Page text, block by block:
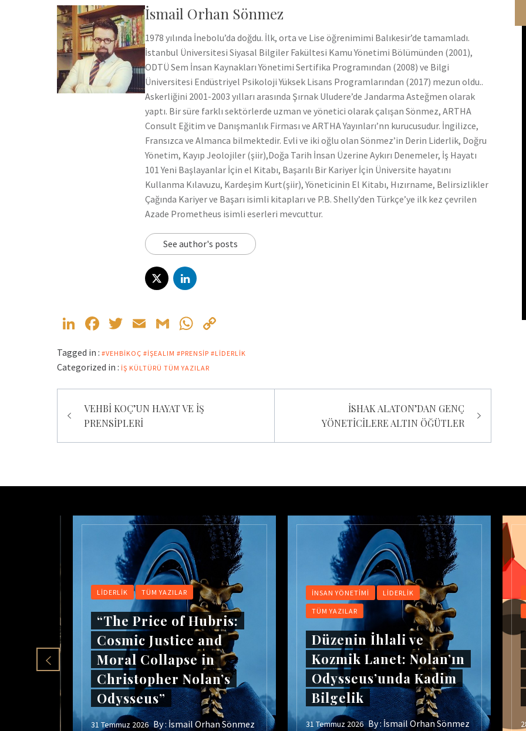
İsmail Orhan Sönmez
1978 yılında İnebolu’da doğdu. İlk, orta ve Lise öğrenimimi Balıkesir’de tamamladı.
İstanbul Üniversitesi Siyasal Bilgiler Fakültesi Kamu Yönetimi Bölümünden (2001),
ODTÜ Sem İnsan Kaynakları Yönetimi Sertifika Programından (2008) ve Bilgi
Üniversitesi Endüstriyel Psikoloji Yüksek Lisans Programlarından (2017) mezun oldu..
Askerliğini 2001-2003 yılları arasında Şırnak Uludere’de Jandarma Asteğmen olarak
yaptı. Bir süre farklı sektörlerde uzman ve yönetici olarak çalışan Sönmez, ARTHA
Consult Eğitim ve Danışmanlık Firması ve ARTHA Yayınları’nn kurucusudur. İngilizce,
Fransızca ve Almanca bilmektedir. Evli ve iki oğlu olan Sönmez’in Derin Liderlik, Doğru
Yönetim, Kayıp Jeolojiler (şiir),Doğa Tarih İnsan Üzerine Aykırı Denemeler, İş Hayatı
101 Yeni Başlayanlar İçin el Kitabı, Başarılı Bir Kariyer İçin Üniversite hayatını
Kullanma Kılavuzu, Kardeşim Kurt(şiir), Yöneticinin El Kitabı, Hızırname, Belirsizlikler
Çağında Kariyer ve Başarı isimli kitapları ve P.B. Shelly’den Türkçe’ye ilk kez çevrilen
Azade Prometheus isimli eserleri mevcuttur.
See author's posts
LinkedIn
Facebook
Twitter
EmailGmailWhatsApp
Tagged in : #VEHBIKOÇ #IŞEALIM #PRENSIP #LIDERLIK
Categorized in : İŞ KÜLTÜRÜ TÜM YAZILAR
Yazı
gezinmesi
VEHBİ KOÇ’UN HAYAT VE İŞ
PRENSİPLERİ
İSHAK ALATON’DAN GENÇ
YÖNETİCİLERE ALTIN ÖĞÜTLER
LIDERLIK TÜM YAZILAR
“The Price of Hubris:
Cosmic Justice and
Moral Collapse in
Christopher Nolan’s
Odysseus”
31 Temmuz 2026 By :İsmail Orhan Sönmez
İNSAN YÖNETIMI LIDERLIK
TÜM YAZILAR
Düzenin İhlali ve
Kozmik Lanet: Nolan’ın
Odysseus’unda Kadim
Bilgelik
31 Temmuz 2026 By :İsmail Orhan Sönmez